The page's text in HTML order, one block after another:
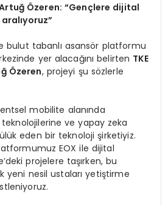
Özeren: “Gençlere dijital
aralıyoruz”
ve bulut tabanlı asansör platformu
yer alacağını belirten TKE
Özeren, projeyi şu sözlerle
mobilite alanında
ve yapay zeka
eden bir teknoloji şirketiyiz.
EOX ile dijital
projelere taşırken, bu
yeni nesil ustaları yetiştirme